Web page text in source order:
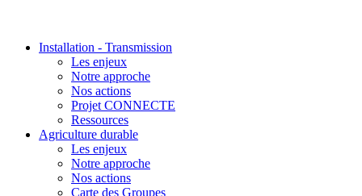
Installation - Transmission
Les enjeux
Notre approche
Nos actions
Projet CONNECTE
Ressources
Agriculture durable
Les enjeux
Notre approche
Nos actions
Carte des Groupes